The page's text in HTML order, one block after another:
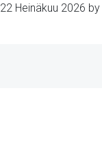
22 Heinäkuu 2026 by